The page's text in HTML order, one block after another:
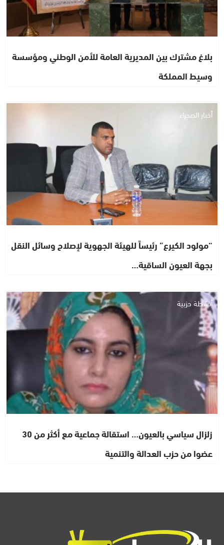
بلاغ مشترك بين المديرية العامة للأمن الوطني ومؤسسة
وسيط المملكة
أخبار الصحراء
“مولود الكيرع” رئيساً للهيئة الجهوية لإصلاح وسائل النقل
بجهة العيون الساقية…
أنشطة حزبية
زلزال سياسي بالعيون… استقالة جماعية مع أكثر من 30
عضوا من حزب العدالة والتنمية